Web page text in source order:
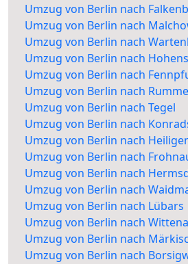
Umzug von Berlin nach
Umzug von Berlin nach
Umzug von Berlin nach
Umzug von Berlin nach
Umzug von Berlin nach
Umzug von Berlin nach
Umzug von Berlin nach Tegel
Umzug von Berlin nach
Umzug von Berlin nach
Umzug von Berlin nach
Umzug von Berlin nach
Umzug von Berlin nach
Umzug von Berlin nach Lübars
Umzug von Berlin nach
Umzug von Berlin nach
Umzug von Berlin nach